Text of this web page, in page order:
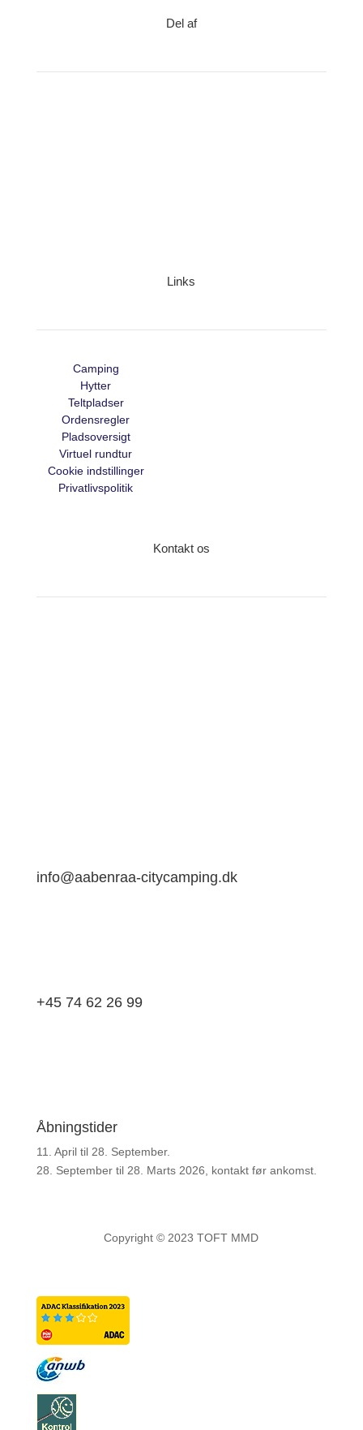
Del af
Links
Camping
Hytter
Teltpladser
Ordensregler
Pladsoversigt
Virtuel rundtur
Cookie indstillinger
Privatlivspolitik
Kontakt os
info@aabenraa-citycamping.dk
+45 74 62 26 99
Åbningstider
11. April til 28. September.
28. September til 28. Marts 2026, kontakt før ankomst.
Copyright © 2023 TOFT MMD